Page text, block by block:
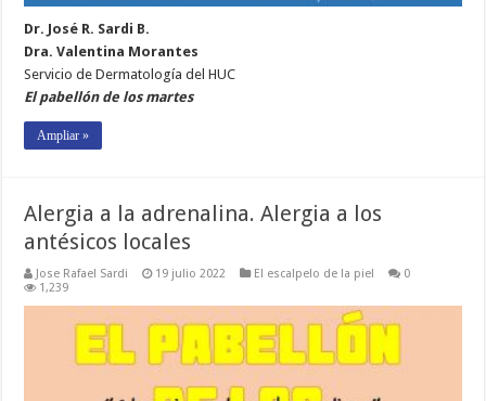
Dr. José R. Sardi B.
Dra. Valentina Morantes
Servicio de Dermatología del HUC
El pabellón de los martes
Ampliar »
Alergia a la adrenalina. Alergia a los
antésicos locales
Jose Rafael Sardi 19 julio 2022 El escalpelo de la piel
0
1,239